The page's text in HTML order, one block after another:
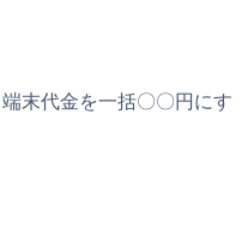
末代金を一括〇〇円にす